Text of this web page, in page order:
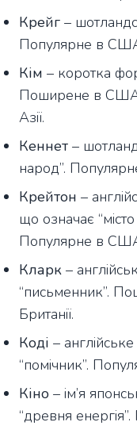
Крейг –
Популярне в США
Кім – коротка
Поширене в США
Азії.
Кеннет –
народ”.
Крейтон –
що означає
Популярне в
Кларк –
“письменник”.
Британії.
Коді – англійське
“помічник”.
Кіно – ім’я
“древня